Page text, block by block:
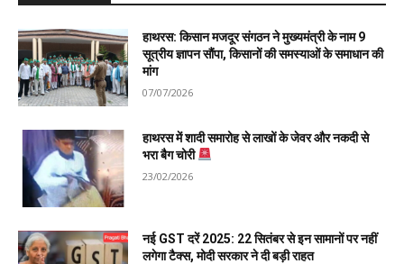
हाथरस: किसान मजदूर संगठन ने मुख्यमंत्री के नाम 9
सूत्रीय ज्ञापन सौंपा, किसानों की समस्याओं के समाधान की
मांग
07/07/2026
हाथरस में शादी समारोह से लाखों के जेवर और नकदी से
भरा बैग चोरी
23/02/2026
नई GST दरें 2025: 22 सितंबर से इन सामानों पर नहीं
लगेगा टैक्स, मोदी सरकार ने दी बड़ी राहत